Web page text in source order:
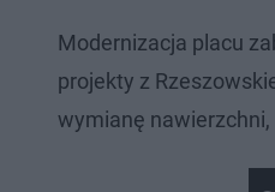
Modernizacja placu
projekty z
wymianę